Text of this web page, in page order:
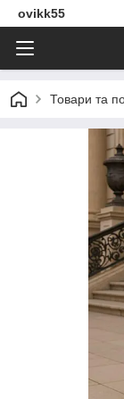
ovikk55
Товари та